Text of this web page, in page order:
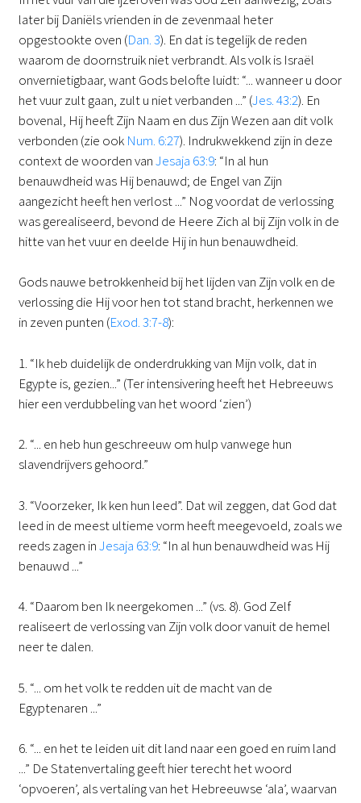
later bij Daniëls vrienden in de zevenmaal heter
opgestookte oven (Dan. 3). En dat is tegelijk de reden
waarom de doornstruik niet verbrandt. Als volk is Israël
onvernietigbaar, want Gods belofte luidt: “... wanneer u door
het vuur zult gaan, zult u niet verbanden ...” (Jes. 43:2). En
bovenal, Hij heeft Zijn Naam en dus Zijn Wezen aan dit volk
verbonden (zie ook Num. 6:27). Indrukwekkend zijn in deze
context de woorden vanJesaja 63:9: “In al hun
benauwdheid was Hij benauwd; de Engel van Zijn
aangezicht heeft hen verlost ...” Nog voordat de verlossing
was gerealiseerd, bevond de Heere Zich al bij Zijn volk in de
hitte van het vuur en deelde Hij in hun benauwdheid.
Gods nauwe betrokkenheid bij het lijden van Zijn volk en de
verlossing die Hij voor hen tot stand bracht, herkennen we
in zeven punten (Exod. 3:7-8):
1. “Ik heb duidelijk de onderdrukking van Mijn volk, dat in
Egypte is, gezien...” (Ter intensivering heeft het Hebreeuws
hier een verdubbeling van het woord ‘zien’)
2. “... en heb hun geschreeuw om hulp vanwege hun
slavendrijvers gehoord.”
3. “Voorzeker, Ik ken hun leed”. Dat wil zeggen, dat God dat
leed in de meest ultieme vorm heeft meegevoeld, zoals we
reeds zagen inJesaja 63:9: “In al hun benauwdheid was Hij
benauwd ...”
4. “Daarom ben Ik neergekomen ...” (vs. 8). God Zelf
realiseert de verlossing van Zijn volk door vanuit de hemel
neer te dalen.
5. “... om het volk te redden uit de macht van de
Egyptenaren ...”
6. “... en het te leiden uit dit land naar een goed en ruim land
...” De Statenvertaling geeft hier terecht het woord
‘opvoeren’, als vertaling van het Hebreeuwse ‘ala’, waarvan